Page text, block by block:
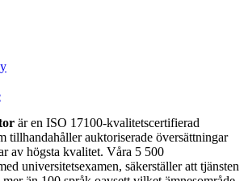
är en ISO 17100-kvalitetscertifierad
tillhandahåller auktoriserade översättningar
av högsta kvalitet. Våra 5 500
universitetsexamen, säkerställer att tjänsten